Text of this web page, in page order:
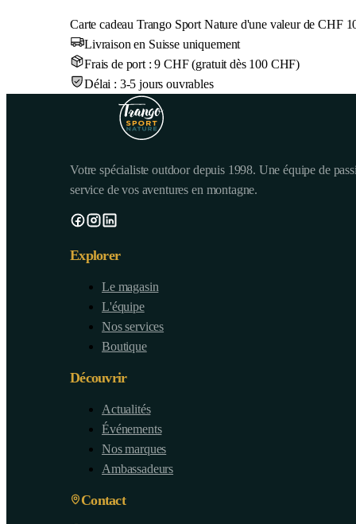
Carte cadeau Trango Sport Nature d'une valeur de CHF
Livraison en Suisse uniquement
Frais de port : 9 CHF (gratuit dès 100 CHF)
Délai : 3-5 jours ouvrables
Votre spécialiste outdoor depuis 1998. Une équipe de
service de vos aventures en montagne.
Explorer
Le magasin
L'équipe
Nos services
Boutique
Découvrir
Actualités
Événements
Nos marques
Ambassadeurs
Contact